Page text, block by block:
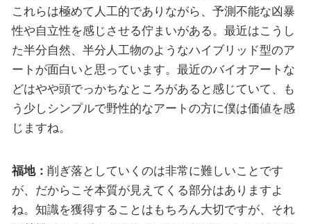
これらは極めて人工的でありながら、予測不能な凶暴
性や自立性を感じさせる佇まいがある。最近はこうし
た半分自然、半分人工物のようなハイブリッド型のア
ートが面白いと思っています。最近のバイオアートな
どはやや頭でっかちなところがあると感じていて、も
う少しシンプルで野性的なアートの方に僕は価値を感
じますね。
福地： 削ぎ落としていくのは非常に難しいことです
が、だからこそ本質が見えてくる部分はありますよ
ね。知識を獲得することはもちろん大切ですが、それ